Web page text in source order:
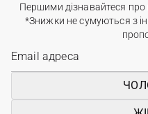
Першими дізнавайтеся
*Знижки не сумуються з